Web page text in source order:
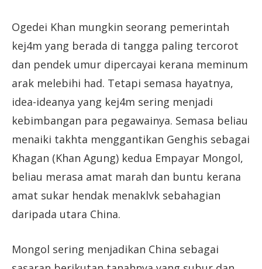
Ogedei Khan mungkin seorang pemerintah
kej4m yang berada di tangga paling tercorot
dan pendek umur dipercayai kerana meminum
arak melebihi had. Tetapi semasa hayatnya,
idea-ideanya yang kej4m sering menjadi
kebimbangan para pegawainya. Semasa beliau
menaiki takhta menggantikan Genghis sebagai
Khagan (Khan Agung) kedua Empayar Mongol,
beliau merasa amat marah dan buntu kerana
amat sukar hendak menaklvk sebahagian
daripada utara China.
Mongol sering menjadikan China sebagai